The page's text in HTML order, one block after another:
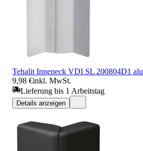
Tehalit Inneneck VDI SL 200804D1 alu
9,98 €inkl. MwSt.
Lieferung bis 1 Arbeitstag
Details anzeigen